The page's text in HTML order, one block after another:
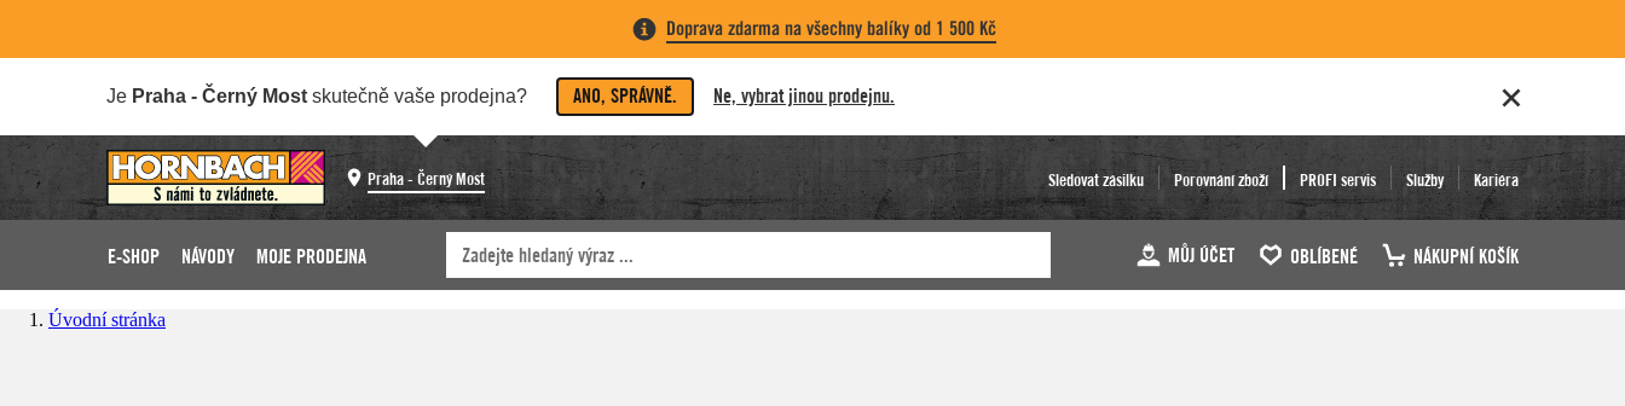
Doprava zdarma na všechny balíky od 1 500 Kč
Je Praha - Černý Most skutečně vaše prodejna? ANO, SPRÁVNĚ. Ne, vybrat jinou prodejnu.
Praha - Černý Most Sledovat zásilku Porovnání zboží PROFI servis Služby Kariéra
E-SHOP NÁVODY MOJE PRODEJNA MŮJ ÚČET OBLÍBENÉ NÁKUPNÍ KOŠÍK
Úvodní stránka